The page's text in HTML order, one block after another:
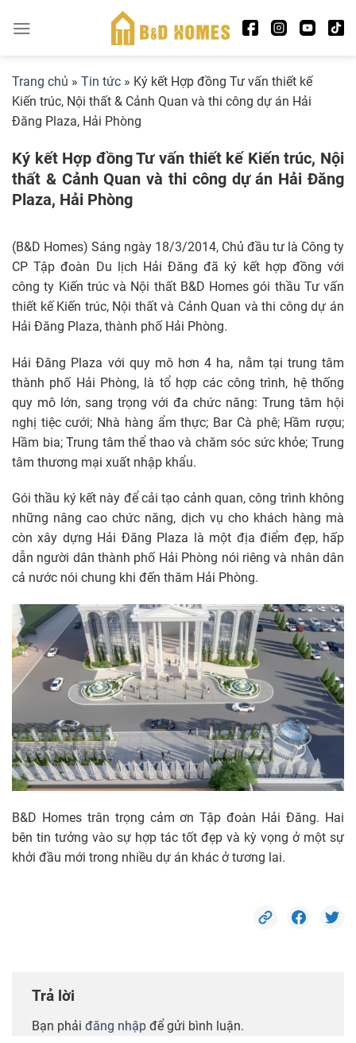
Trang chủ » Tin tức » Ký kết Hợp đồng Tư vấn thiết kế
Kiến trúc, Nội thất & Cảnh Quan và thi công dự án Hải
Đăng Plaza, Hải Phòng
Ký kết Hợp đồng Tư vấn thiết kế Kiến trúc, Nội
thất & Cảnh Quan và thi công dự án Hải Đăng
Plaza, Hải Phòng
(B&D Homes) Sáng ngày 18/3/2014, Chủ đầu tư là Công ty
CP Tập đoàn Du lịch Hải Đăng đã ký kết hợp đồng với
công ty Kiến trúc và Nội thất B&D Homes gói thầu Tư vấn
thiết kế Kiến trúc, Nội thất và Cảnh Quan và thi công dự án
Hải Đăng Plaza, thành phố Hải Phòng.
Hải Đăng Plaza với quy mô hơn 4 ha, nằm tại trung tâm
thành phố Hải Phòng, là tổ hợp các công trình, hệ thống
quy mô lớn, sang trọng với đa chức năng: Trung tâm hội
nghị tiệc cưới; Nhà hàng ẩm thực; Bar Cà phê; Hầm rượu;
Hầm bia; Trung tâm thể thao và chăm sóc sức khỏe; Trung
tâm thương mại xuất nhập khẩu.
Gói thầu ký kết này để cải tạo cảnh quan, công trình không
những nâng cao chức năng, dịch vụ cho khách hàng mà
còn xây dựng Hải Đăng Plaza là một địa điểm đẹp, hấp
dẫn người dân thành phố Hải Phòng nói riêng và nhân dân
cả nước nói chung khi đến thăm Hải Phòng.
B&D Homes trân trọng cảm ơn Tập đoàn Hải Đăng. Hai
bên tin tưởng vào sự hợp tác tốt đẹp và kỳ vọng ở một sự
khởi đầu mới trong nhiều dự án khác ở tương lai.
Trả lời
Bạn phải đăng nhập để gửi bình luận.